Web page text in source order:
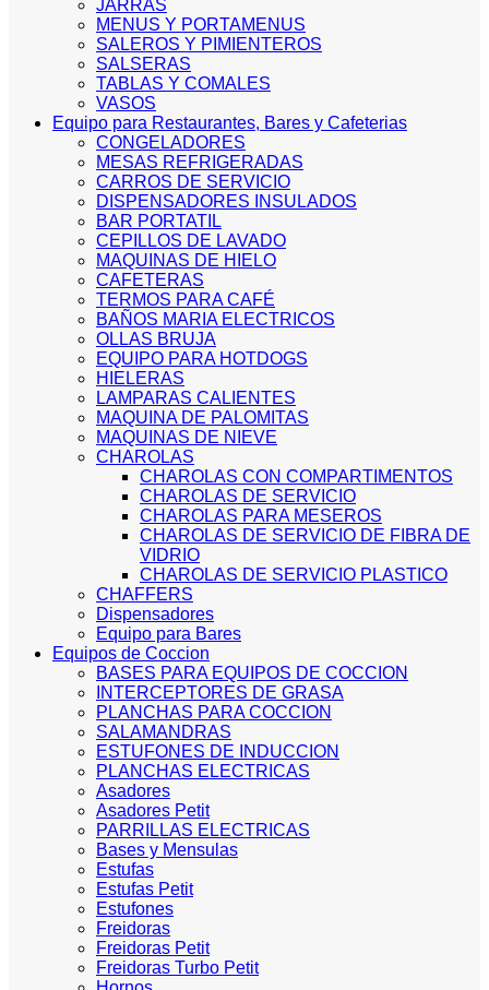
JARRAS
MENUS Y PORTAMENUS
SALEROS Y PIMIENTEROS
SALSERAS
TABLAS Y COMALES
VASOS
Equipo para Restaurantes, Bares y Cafeterias
CONGELADORES
MESAS REFRIGERADAS
CARROS DE SERVICIO
DISPENSADORES INSULADOS
BAR PORTATIL
CEPILLOS DE LAVADO
MAQUINAS DE HIELO
CAFETERAS
TERMOS PARA CAFÉ
BAÑOS MARIA ELECTRICOS
OLLAS BRUJA
EQUIPO PARA HOTDOGS
HIELERAS
LAMPARAS CALIENTES
MAQUINA DE PALOMITAS
MAQUINAS DE NIEVE
CHAROLAS
CHAROLAS CON COMPARTIMENTOS
CHAROLAS DE SERVICIO
CHAROLAS PARA MESEROS
CHAROLAS DE SERVICIO DE FIBRA DE
VIDRIO
CHAROLAS DE SERVICIO PLASTICO
CHAFFERS
Dispensadores
Equipo para Bares
Equipos de Coccion
BASES PARA EQUIPOS DE COCCION
INTERCEPTORES DE GRASA
PLANCHAS PARA COCCION
SALAMANDRAS
ESTUFONES DE INDUCCION
PLANCHAS ELECTRICAS
Asadores
Asadores Petit
PARRILLAS ELECTRICAS
Bases y Mensulas
Estufas
Estufas Petit
Estufones
Freidoras
Freidoras Petit
Freidoras Turbo Petit